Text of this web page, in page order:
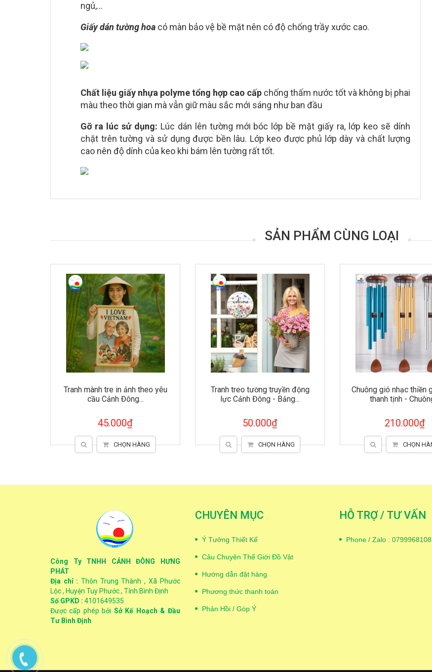
ngủ,…
Giấy dán tường hoa có màn bảo vệ bề mặt nên có độ chống trầy xước cao.
Chất liệu giấy nhựa polyme tổng hợp cao cấp chống thấm nước tốt và không bị phai
màu theo thời gian mà vẫn giữ màu sắc mới sáng như ban đầu
Gỡ ra lúc sử dụng: Lúc dán lên tường mới bóc lớp bề mặt giấy ra, lớp keo sẽ dính
chặt trên tường và sử dụng được bền lâu. Lớp keo được phủ lớp dày và chất lượng
cao nên độ dính của keo khi bám lên tường rất tốt.
SẢN PHẨM CÙNG LOẠI
Tranh mành tre in ảnh theo yêu
cầu Cảnh Đông...
CHỌN HÀNG
Tranh treo tường truyền động
lực Cảnh Đông - Bảng...
CHỌN HÀNG
Chuông gió nhạc thiền giai điệu
thanh tịnh - Chuông...
CHỌN HÀNG
Công Ty TNHH CẢNH ĐÔNG HƯNG
PHÁT
Địa chỉ : Thôn Trung Thành , Xã Phước
Lộc , Huyện Tuy Phước , Tỉnh Bình Định
Số GPKD : 4101649535
Được cấp phép bởi Sở Kế Hoạch & Đầu
Tư Bình Định
CHUYÊN MỤC
Ý Tưởng Thiết Kế
Câu Chuyện Thế Giới Đồ Vật
Hướng dẫn đặt hàng
Phương thức thanh toán
Phản Hồi / Góp Ý
HỖ TRỢ / TƯ VẤN
Phone / Zalo : 0799968108